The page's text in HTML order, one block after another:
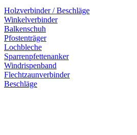
Holzverbinder / Beschläge
Winkelverbinder
Balkenschuh
Pfostenträger
Lochbleche
Sparrenpfettenanker
Windrispenband
Flechtzaunverbinder
Beschläge